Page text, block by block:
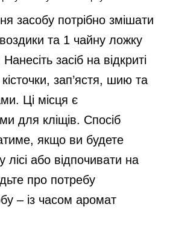
засобу потрібно змішати
та 1 чайну ложку
засіб на відкриті
зап’ястя, шию та
Ці місця є
для кліщів. Спосіб
якщо ви будете
лісі або відпочивати на
про потребу
– із часом аромат